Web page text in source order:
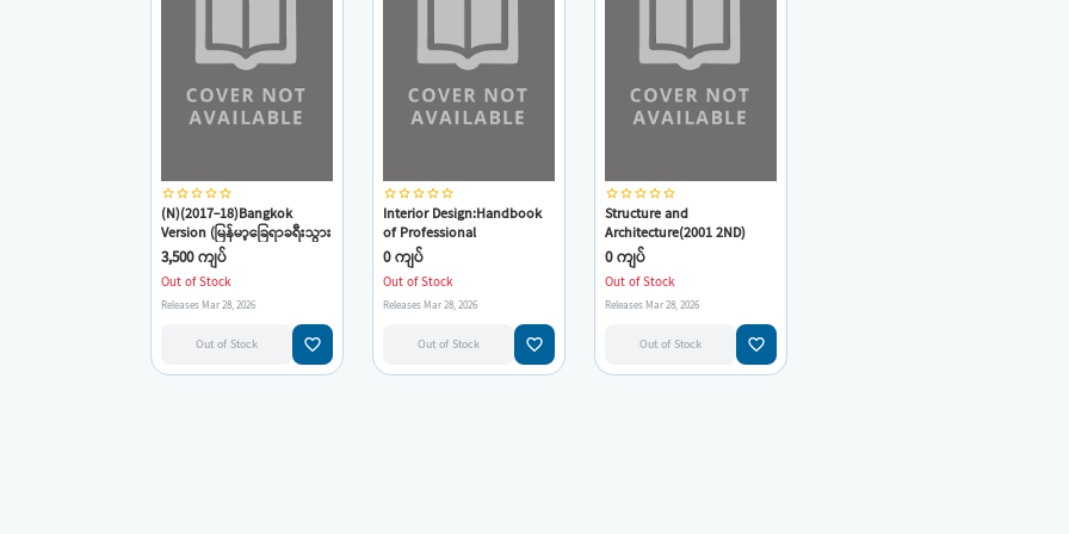
star_borderstar_borderstar_borderstar_borderstar_border
(N)(2017-18)Bangkok
Version (မြန်မာ့ခြေရာခရီးသွား
လမ်းညွှန်)
3,500 ကျပ်
Out of Stock
Releases Mar 28, 2026
Out of Stock favorite_border
star_borderstar_borderstar_borderstar_borderstar_border
Interior Design:Handbook
of Professional
Preatice(2002 1ST)(Cindy
Coleman)(E.ARCH-010)
0 ကျပ်
Out of Stock
Releases Mar 28, 2026
Out of Stock favorite_border
star_borderstar_borderstar_borderstar_borderstar_border
Structure and
Architecture(2001 2ND)
(Angus J Macdonald)
(E.ARCH-011)
0 ကျပ်
Out of Stock
Releases Mar 28, 2026
Out of Stock favorite_border